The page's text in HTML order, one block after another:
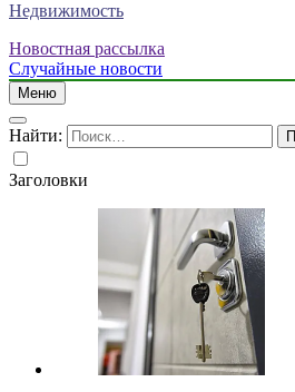
Недвижимость
Новостная рассылка
Случайные новости
Меню
Найти:
Заголовки